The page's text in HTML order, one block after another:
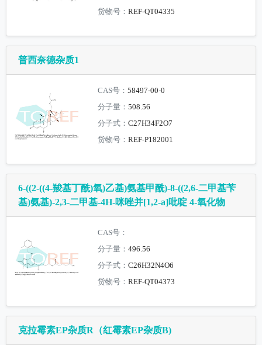
货物号：REF-QT04335
普西奈德杂质1
CAS号：58497-00-0
分子量：508.56
分子式：C27H34F2O7
货物号：REF-P182001
6-((2-((4-羧基丁酰)氧)乙基)氨基甲酰)-8-((2,6-二甲基苄
基)氨基)-2,3-二甲基-4H-咪唑并[1,2-a]吡啶 4-氧化物
CAS号：
分子量：496.56
分子式：C26H32N4O6
货物号：REF-QT04373
克拉霉素EP杂质R（红霉素EP杂质B)